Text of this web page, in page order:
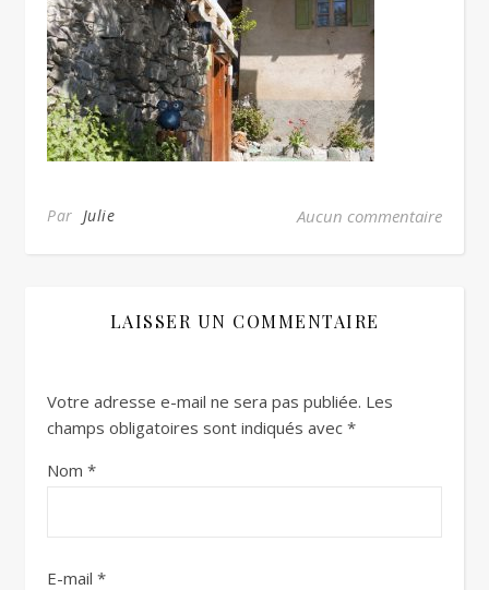
Par Julie Aucun commentaire
LAISSER UN COMMENTAIRE
Votre adresse e-mail ne sera pas publiée. Les
champs obligatoires sont indiqués avec *
Nom *
E-mail *